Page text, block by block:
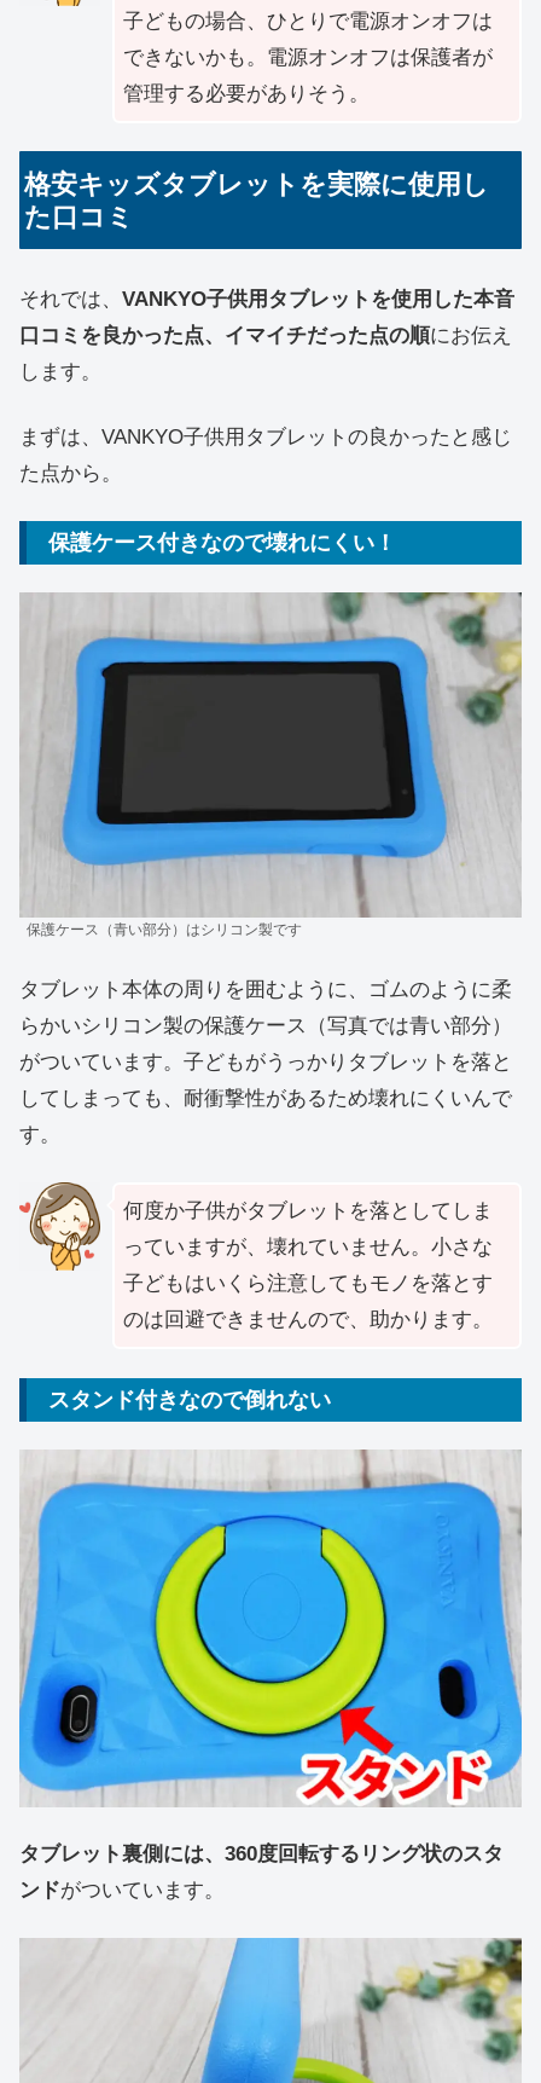
子どもの場合、ひとりで電源オンオフは
できないかも。電源オンオフは保護者が
管理する必要がありそう。
格安キッズタブレットを実際に使用し
た口コミ
それでは、 VANKYO子供用タブレットを使用した本音
口コミを良かった点、イマイチだった点の順にお伝え
します。
まずは、VANKYO子供用タブレットの良かったと感じ
た点から。
保護ケース付きなので壊れにくい！
保護ケース（青い部分）はシリコン製です
タブレット本体の周りを囲むように、ゴムのように柔
らかいシリコン製の保護ケース（写真では青い部分）
がついています。子どもがうっかりタブレットを落と
してしまっても、耐衝撃性があるため壊れにくいんで
す。
何度か子供がタブレットを落としてしま
っていますが、壊れていません。小さな
子どもはいくら注意してもモノを落とす
のは回避できませんので、助かります。
スタンド付きなので倒れない
タブレット裏側には、360度回転するリング状のスタ
ンドがついています。